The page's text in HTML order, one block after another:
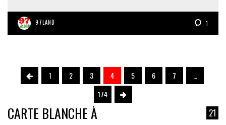
97LAND 1
1 2 3 4 5 6 7
174
CARTE BLANCHE À 21